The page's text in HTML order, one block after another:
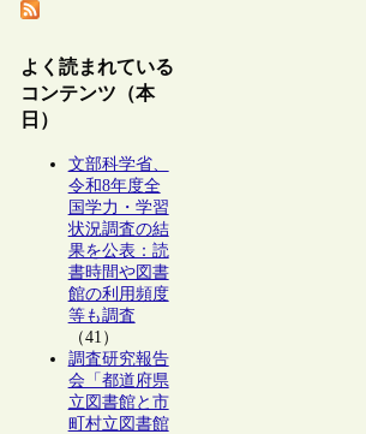
よく読まれている
コンテンツ（本
日）
文部科学省、
令和8年度全
国学力・学習
状況調査の結
果を公表：読
書時間や図書
館の利用頻度
等も調査
（41）
調査研究報告
会「都道府県
立図書館と市
町村立図書館